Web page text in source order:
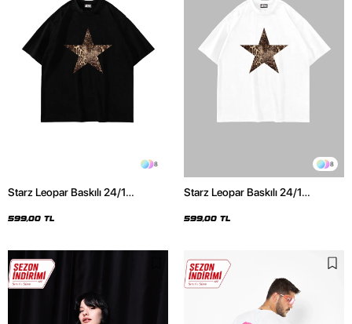
8
Starz Leopar Baskılı 24/1
599,00 TL
8
Starz Leopar Baskılı 24/1
599,00 TL